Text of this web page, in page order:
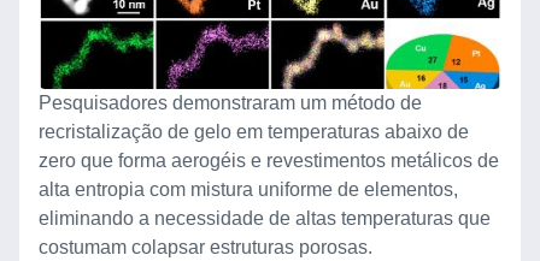
Pesquisadores demonstraram um método de
recristalização de gelo em temperaturas abaixo de
zero que forma aerogéis e revestimentos metálicos de
alta entropia com mistura uniforme de elementos,
eliminando a necessidade de altas temperaturas que
costumam colapsar estruturas porosas.